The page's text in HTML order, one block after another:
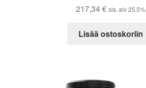
217,34€ sis. alv 25,5%
Lisää ostoskoriin